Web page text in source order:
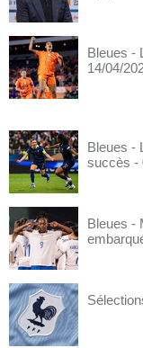
Bleues -
14/04/
Bleues -
succès -
Bleues -